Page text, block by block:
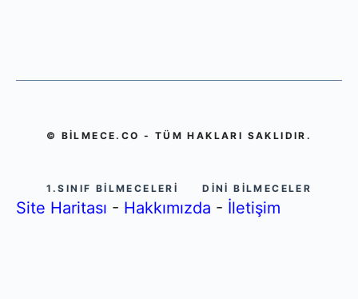
© BILMECE.CO - TÜM HAKLARI SAKLIDIR.
1.SINIF BILMECELERI DINI BILMECELER
Site Haritası - Hakkımızda - İletişim